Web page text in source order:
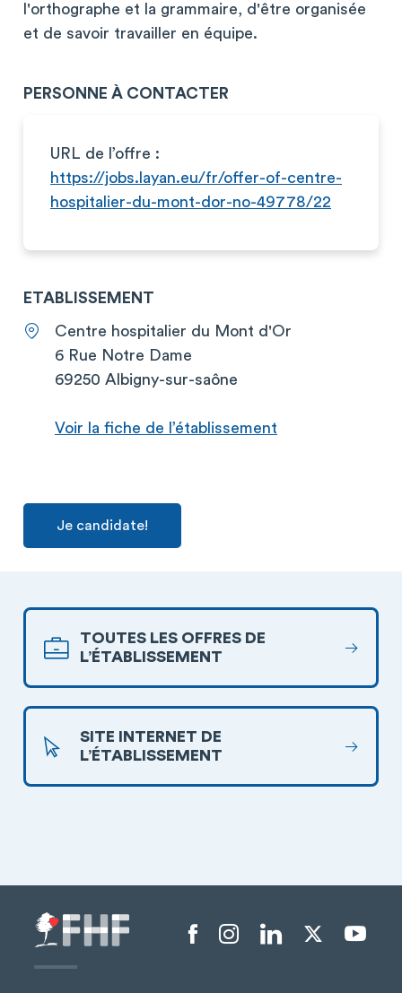
l'orthographe et la grammaire, d'être organisée
et de savoir travailler en équipe.
PERSONNE À CONTACTER
URL de l’offre :
https://jobs.layan.eu/fr/offer-of-centre-
hospitalier-du-mont-dor-no-49778/22
ETABLISSEMENT
Centre hospitalier du Mont d'Or
6 Rue Notre Dame
69250 Albigny-sur-saône
Voir la fiche de l’établissement
Je candidate!
TOUTES LES OFFRES DE
L’ÉTABLISSEMENT
SITE INTERNET DE
L’ÉTABLISSEMENT
Menu liens sociaux